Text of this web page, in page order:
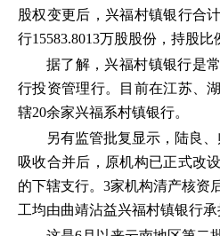
股权变更后，兴福村镇银行合
行15583.8013万股股份，持股比
据了解，兴福村镇银行是
行投资管理行。目前在江苏、
辖20余家兴福系村镇银行。
另有监管批复显示，陆良
吸收合并后，原机构已正式改
的下辖支行。3家机构清产核资
工均由曲靖沾益兴福村镇银行承